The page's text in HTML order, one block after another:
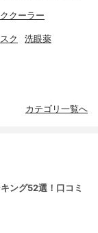
クーラー
ク 洗眼薬
カテゴリ一覧へ
ング52選！口コミ